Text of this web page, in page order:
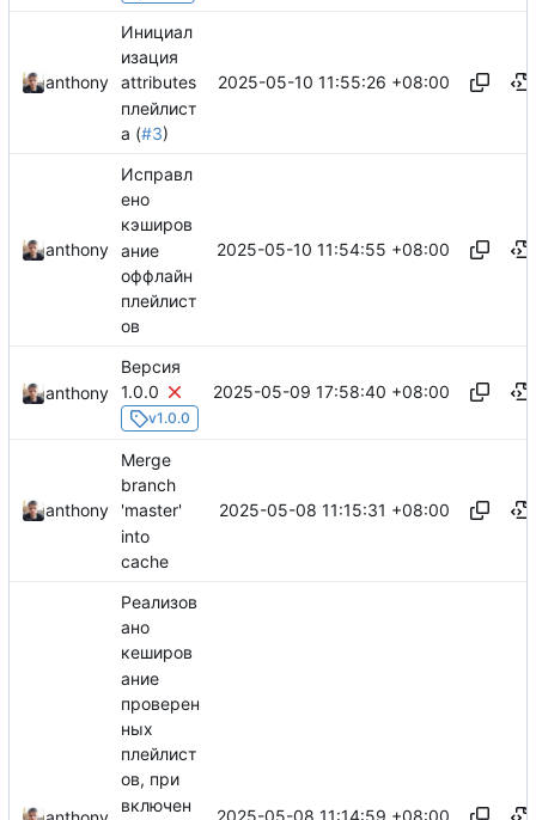
anthony
Инициал
изация
attributes
плейлист
а (#3)
2025-05-10 11:55:26 +08:00
anthony
Исправл
ено
кэширов
ание
оффлайн
плейлист
ов
2025-05-10 11:54:55 +08:00
anthony
Версия
1.0.0
v1.0.0
2025-05-09 17:58:40 +08:00
anthony
Merge
branch
'master'
into
cache
2025-05-08 11:15:31 +08:00
Реализов
ано
кеширов
ание
проверен
ных
плейлист
ов, при
включен
2025-05-08 11:14:59 +08:00